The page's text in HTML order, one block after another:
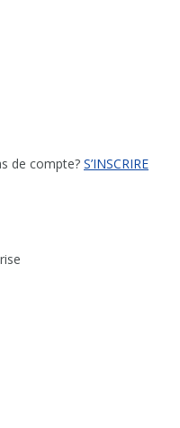
de compte? S’INSCRIRE